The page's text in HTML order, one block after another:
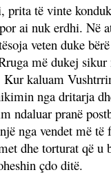
prita të vinte
ai nuk erdhi. Në
veten duke
më dukej sikur
kaluam
nga dritarja
ndaluar pranë
nga vendet më
dhe torturat që u
çdo ditë.